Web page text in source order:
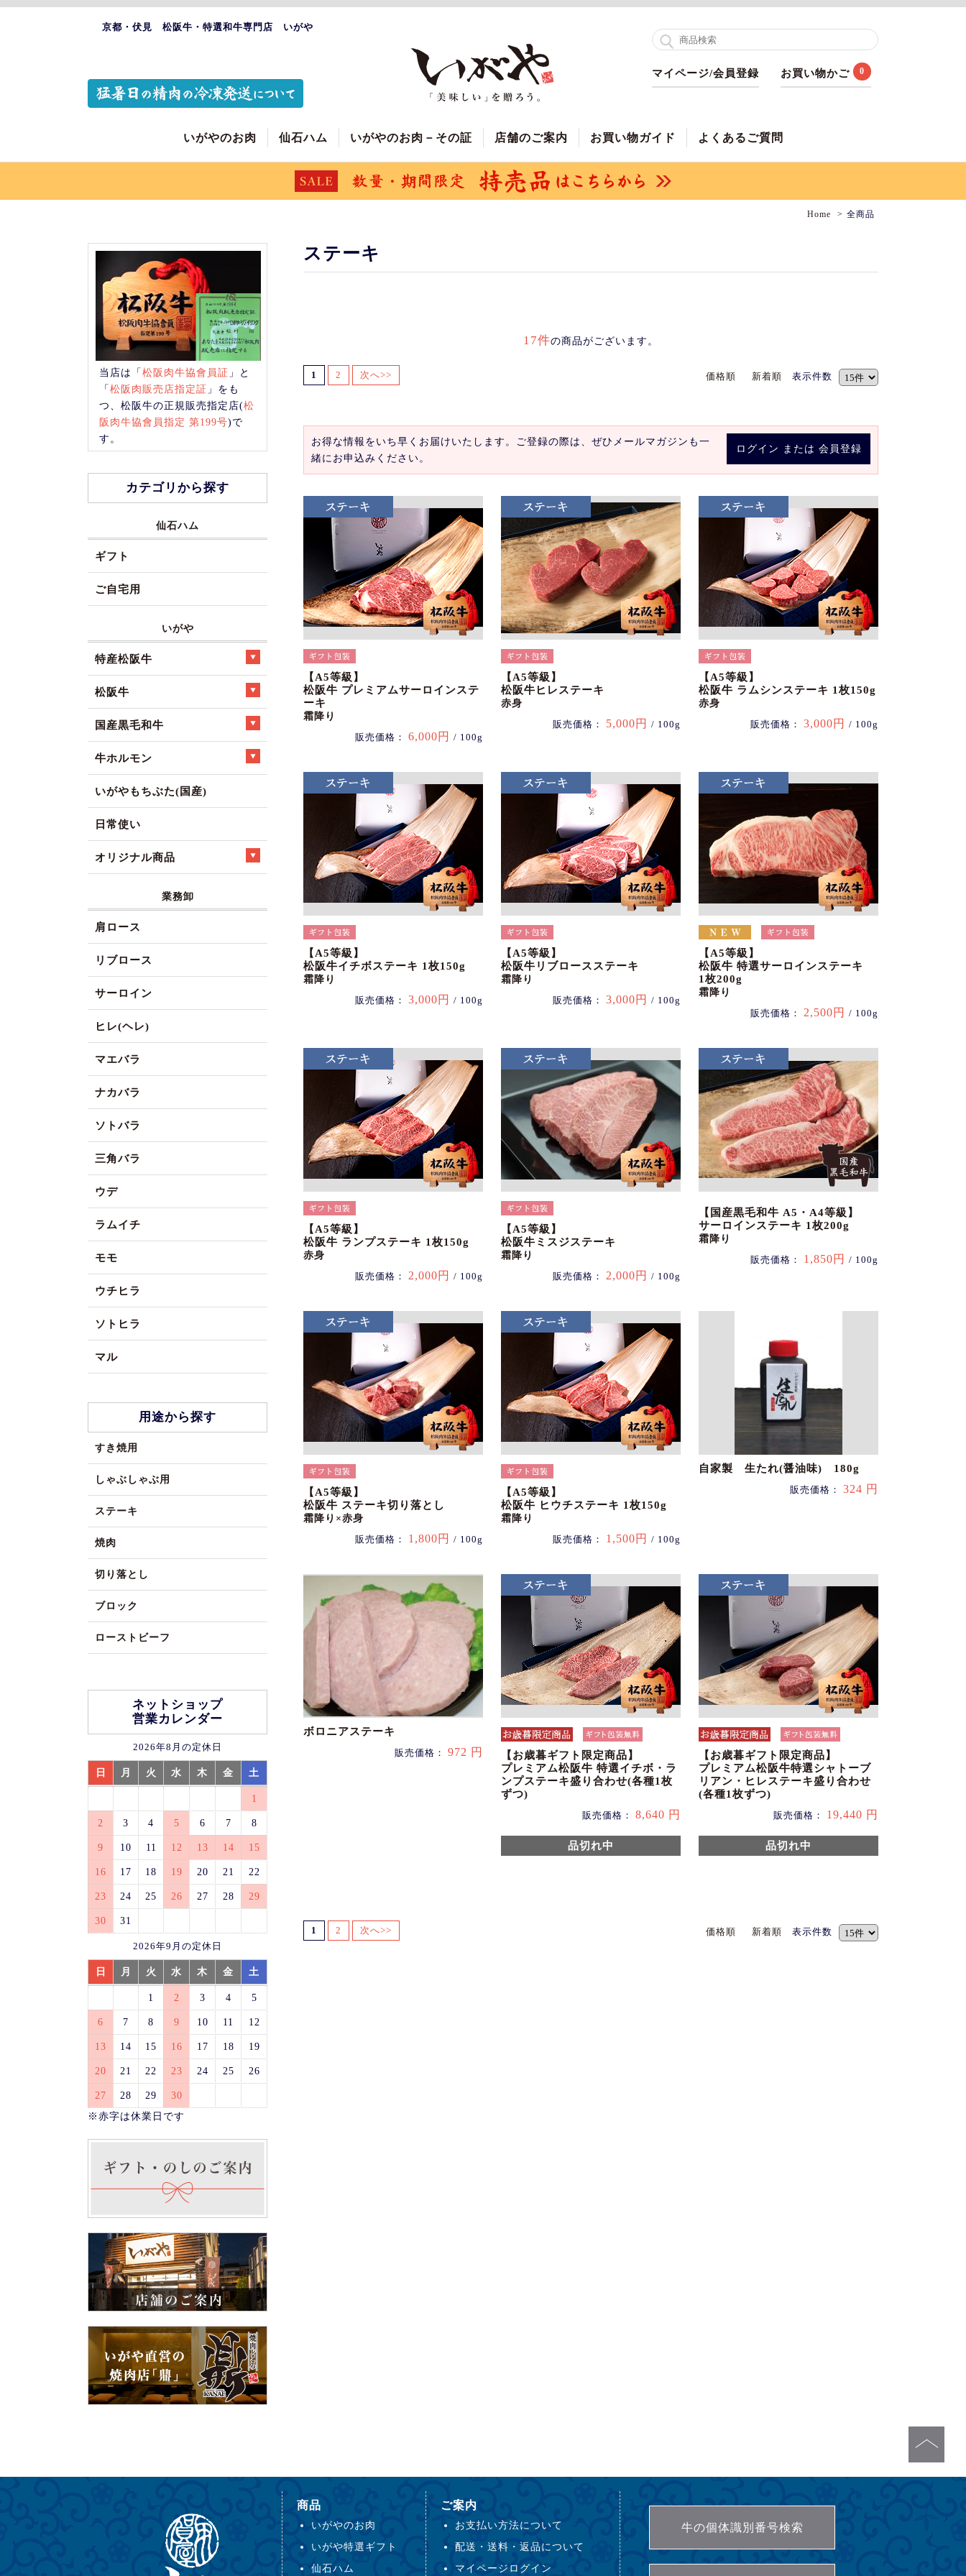
京都・伏見 松阪牛・特選和牛専門店 いがや
マイページ/会員登録 お買い物かご 0
いがやのお肉 仙石ハム いがやのお肉－その証 店舗のご案内 お買い物ガイド よくあるご質問
Home 全商品
ステーキ
17件の商品がございます。
価格順 新着順 表示件数
1 2 次へ>>
ログイン または 会員登録
お得な情報をいち早くお届けいたします。ご登録の際は、ぜひメールマガジンも一
緒にお申込みください。
【A5等級】
松阪牛 プレミアムサーロインステ
ーキ
霜降り
販売価格： 6,000円 / 100g
【A5等級】
松阪牛ヒレステーキ
赤身
販売価格： 5,000円 / 100g
【A5等級】
松阪牛 ラムシンステーキ 1枚150g
赤身
販売価格： 3,000円 / 100g
【A5等級】
松阪牛イチボステーキ 1枚150g
霜降り
販売価格： 3,000円 / 100g
【A5等級】
松阪牛リブロースステーキ
霜降り
販売価格： 3,000円 / 100g
【A5等級】
松阪牛 特選サーロインステーキ
1枚200g
霜降り
販売価格： 2,500円 / 100g
【A5等級】
松阪牛 ランプステーキ 1枚150g
赤身
販売価格： 2,000円 / 100g
【A5等級】
松阪牛ミスジステーキ
霜降り
販売価格： 2,000円 / 100g
【国産黒毛和牛 A5・A4等級】
サーロインステーキ 1枚200g
霜降り
販売価格： 1,850円 / 100g
【A5等級】
松阪牛 ステーキ切り落とし
霜降り×赤身
販売価格： 1,800円 / 100g
【A5等級】
松阪牛 ヒウチステーキ 1枚150g
霜降り
販売価格： 1,500円 / 100g
自家製 生たれ(醤油味) 180g
販売価格： 324 円
ボロニアステーキ
販売価格： 972 円
【お歳暮ギフト限定商品】
プレミアム松阪牛 特選イチボ・ラ
ンプステーキ盛り合わせ(各種1枚
ずつ)
販売価格： 8,640 円
品切れ中
【お歳暮ギフト限定商品】
プレミアム松阪牛特選シャトーブ
リアン・ヒレステーキ盛り合わせ
(各種1枚ずつ)
販売価格： 19,440 円
品切れ中
価格順 新着順 表示件数
1 2 次へ>>
当店は「松阪肉牛協會員証 」と
「松阪肉販売店指定証 」をも
つ、松阪牛の正規販売指定店(松
阪肉牛協會員指定 第199号)で
す。
カテゴリから探す
仙石ハム
ギフト
ご自宅用
いがや
特産松阪牛
松阪牛
国産黒毛和牛
牛ホルモン
いがやもちぶた(国産)
日常使い
オリジナル商品
業務卸
肩ロース
リブロース
サーロイン
ヒレ(ヘレ)
マエバラ
ナカバラ
ソトバラ
三角バラ
ウデ
ラムイチ
モモ
ウチヒラ
ソトヒラ
マル
用途から探す
すき焼用
しゃぶしゃぶ用
ステーキ
焼肉
切り落とし
ブロック
ローストビーフ
ネットショップ
営業カレンダー
2026年8月の定休日
日 月 火 水 木 金 土
1
2 3 4 5 6 7 8
9 10 11 12 13 14 15
16 17 18 19 20 21 22
23 24 25 26 27 28 29
30 31
2026年9月の定休日
日 月 火 水 木 金 土
1 2 3 4 5
6 7 8 9 10 11 12
13 14 15 16 17 18 19
20 21 22 23 24 25 26
27 28 29
30
※赤字は休業日です
商品
いがやのお肉
いがや特選ギフト
仙石ハム
ご案内
お支払い方法について
配送・送料・返品について
マイページログイン
牛の個体識別番号検索